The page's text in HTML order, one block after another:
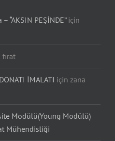
“AKSIN PEŞİNDE”için
fırat
İMALATI için zana
Modülü(Young Modülü)
Mühendisliği